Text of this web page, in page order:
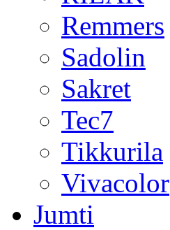
Remmers
Sadolin
Sakret
Tec7
Tikkurila
Vivacolor
Jumti